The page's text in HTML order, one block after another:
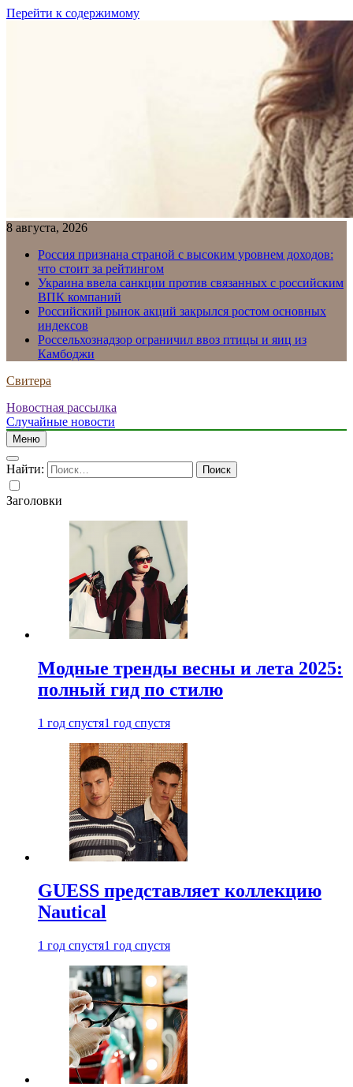
Перейти к содержимому
8 августа, 2026
Россия признана страной с высоким уровнем доходов:
что стоит за рейтингом
Украина ввела санкции против связанных с российским
ВПК компаний
Российский рынок акций закрылся ростом основных
индексов
Россельхознадзор ограничил ввоз птицы и яиц из
Камбоджи
Свитера
Новостная рассылка
Случайные новости
Меню
Найти:
Заголовки
Модные тренды весны и лета 2025:
полный гид по стилю
1 год спустя1 год спустя
GUESS представляет коллекцию
Nautical
1 год спустя1 год спустя